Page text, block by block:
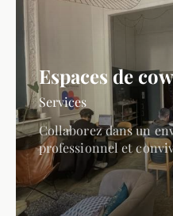
Espaces de
Services
Collaborez dans un
professionnel et